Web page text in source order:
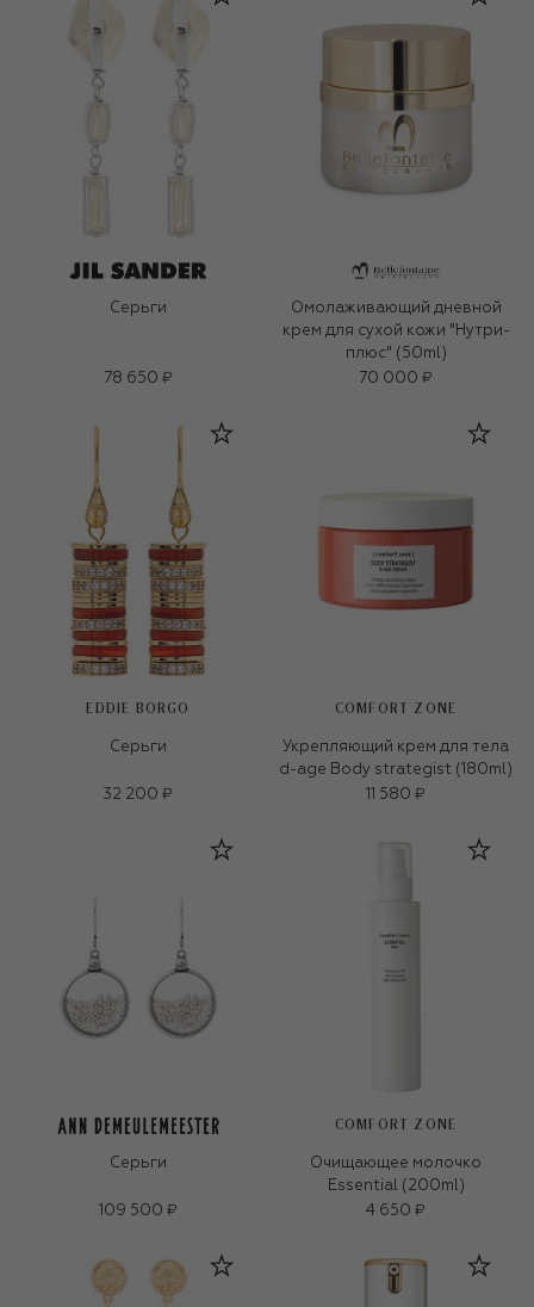
Серьги
78 650 ₽
Омолаживающий дневной
крем для сухой кожи "Нутри-
плюс" (50ml)
70 000 ₽
EDDIE BORGO
Серьги
32 200 ₽
COMFORT ZONE
Укрепляющий крем для тела
d-age Body strategist (180ml)
11 580 ₽
Серьги
109 500 ₽
COMFORT ZONE
Очищающее молочко
Essential (200ml)
4 650 ₽